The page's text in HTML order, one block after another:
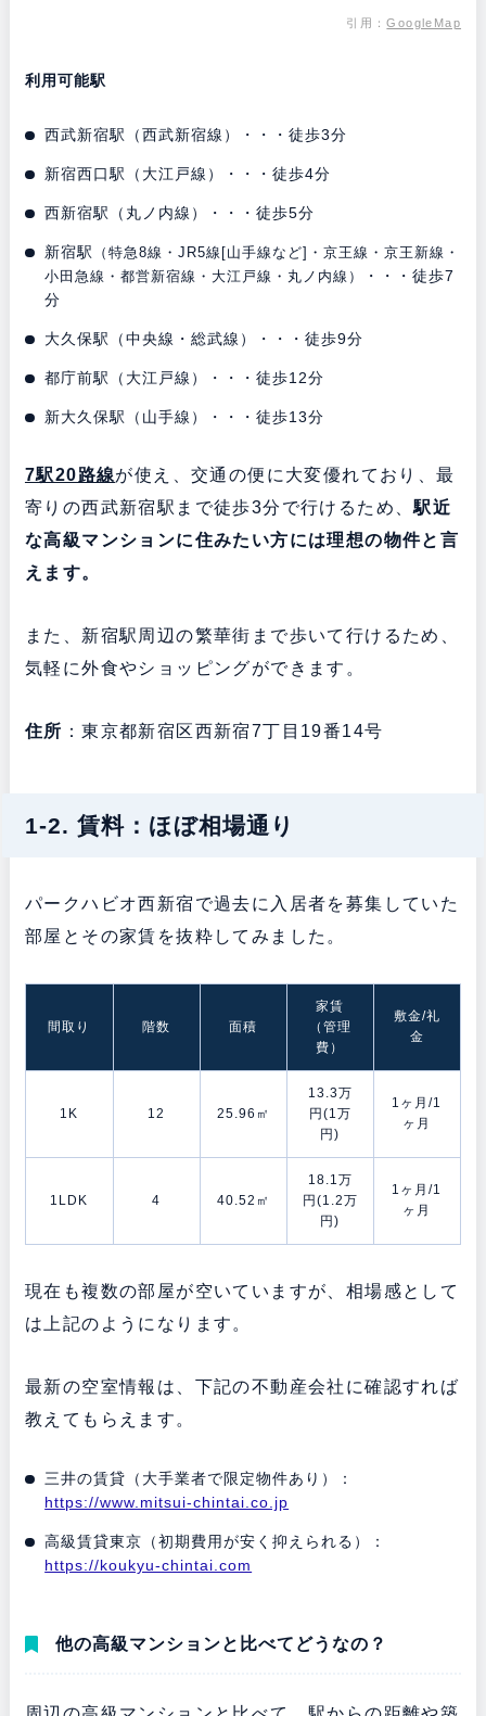
引用：GoogleMap
利用可能駅
西武新宿駅（西武新宿線）・・・徒歩3分
新宿西口駅（大江戸線）・・・徒歩4分
西新宿駅（丸ノ内線）・・・徒歩5分
新宿駅
（特急8線・JR5線[山手線など]・京王線・京王新線・
小田急線・都営新宿線・大江戸線・丸ノ内線）
・・・徒歩7
分
大久保駅（中央線・総武線）・・・徒歩9分
都庁前駅（大江戸線）・・・徒歩12分
新大久保駅（山手線）・・・徒歩13分
7駅20路線が使え、交通の便に大変優れており、最
寄りの西武新宿駅まで徒歩3分で行けるため、駅近
な高級マンションに住みたい方には理想の物件と言
えます。
また、新宿駅周辺の繁華街まで歩いて行けるため、
気軽に外食やショッピングができます。
住所 ：東京都新宿区西新宿7丁目19番14号
1-2. 賃料：ほぼ相場通り
パークハビオ西新宿で過去に入居者を募集していた
部屋とその家賃を抜粋してみました。
間取り 階数 面積
家賃
（管理
費）
敷金/礼
金
1K 12 25.96㎡
13.3万
円(1万
円)
1ヶ月/1
ヶ月
1LDK 4 40.52㎡
18.1万
円(1.2万
円)
1ヶ月/1
ヶ月
現在も複数の部屋が空いていますが、相場感として
は上記のようになります。
最新の空室情報は、下記の不動産会社に確認すれば
教えてもらえます。
三井の賃貸（大手業者で限定物件あり）：
https://www.mitsui-chintai.co.jp
高級賃貸東京（初期費用が安く抑えられる）：
https://koukyu-chintai.com
他の高級マンションと比べてどうなの？